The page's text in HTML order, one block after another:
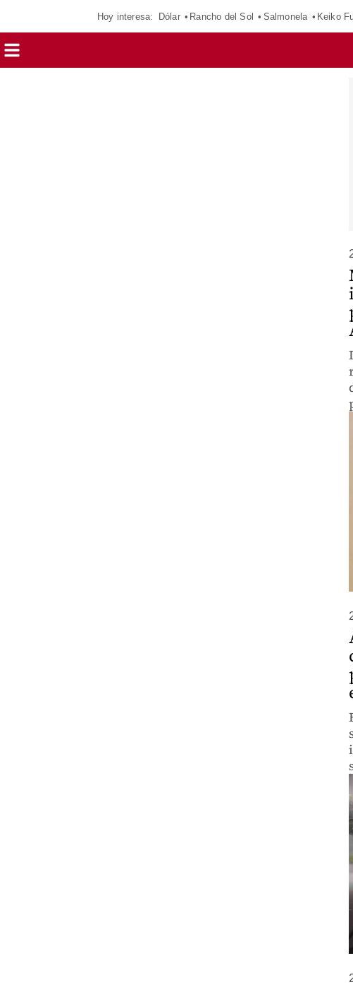
Hoy interesa: Dólar Rancho del Sol Salmonela Keiko